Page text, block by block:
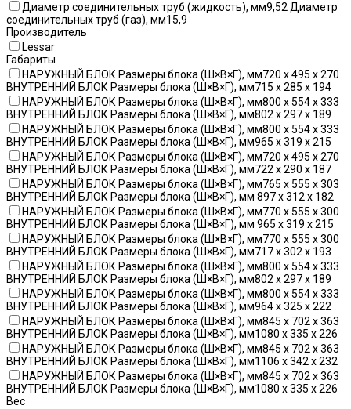
Диаметр соединительных труб (жидкость), мм9,52 Диаметр
соединительных труб (газ), мм15,9
Производитель
Lessar
Габариты
НАРУЖНЫЙ БЛОК Размеры блока (Ш×В×Г), мм720 x 495 x 270
ВНУТРЕННИЙ БЛОК Размеры блока (Ш×В×Г), мм715 x 285 x 194
НАРУЖНЫЙ БЛОК Размеры блока (Ш×В×Г), мм800 x 554 x 333
ВНУТРЕННИЙ БЛОК Размеры блока (Ш×В×Г), мм802 x 297 x 189
НАРУЖНЫЙ БЛОК Размеры блока (Ш×В×Г), мм800 x 554 x 333
ВНУТРЕННИЙ БЛОК Размеры блока (Ш×В×Г), мм965 x 319 x 215
НАРУЖНЫЙ БЛОК Размеры блока (Ш×В×Г), мм720 x 495 x 270
ВНУТРЕННИЙ БЛОК Размеры блока (Ш×В×Г), мм722 x 290 x 187
НАРУЖНЫЙ БЛОК Размеры блока (Ш×В×Г), мм765 x 555 x 303
ВНУТРЕННИЙ БЛОК Размеры блока (Ш×В×Г), мм 897 x 312 x 182
НАРУЖНЫЙ БЛОК Размеры блока (Ш×В×Г), мм770 x 555 x 300
ВНУТРЕННИЙ БЛОК Размеры блока (Ш×В×Г), мм 965 x 319 x 215
НАРУЖНЫЙ БЛОК Размеры блока (Ш×В×Г), мм770 x 555 x 300
ВНУТРЕННИЙ БЛОК Размеры блока (Ш×В×Г), мм717 x 302 x 193
НАРУЖНЫЙ БЛОК Размеры блока (Ш×В×Г), мм800 x 554 x 333
ВНУТРЕННИЙ БЛОК Размеры блока (Ш×В×Г), мм802 x 297 x 189
НАРУЖНЫЙ БЛОК Размеры блока (Ш×В×Г), мм800 x 554 x 333
ВНУТРЕННИЙ БЛОК Размеры блока (Ш×В×Г), мм964 x 325 x 222
НАРУЖНЫЙ БЛОК Размеры блока (Ш×В×Г), мм845 x 702 x 363
ВНУТРЕННИЙ БЛОК Размеры блока (Ш×В×Г), мм1080 x 335 x 226
НАРУЖНЫЙ БЛОК Размеры блока (Ш×В×Г), мм845 x 702 x 363
ВНУТРЕННИЙ БЛОК Размеры блока (Ш×В×Г), мм1106 x 342 x 232
НАРУЖНЫЙ БЛОК Размеры блока (Ш×В×Г), мм845 x 702 x 363
ВНУТРЕННИЙ БЛОК Размеры блока (Ш×В×Г), мм1080 x 335 x 226
Вес